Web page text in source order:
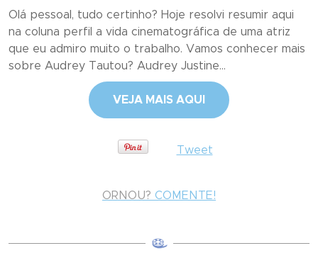
Quem Somos
Nossa História
Contato
Olá pessoal, tudo certinho? Hoje resolvi resumir aqui
na coluna perfil a vida cinematográfica de uma atriz
que eu admiro muito o trabalho. Vamos conhecer mais
sobre Audrey Tautou? Audrey Justine...
VEJA MAIS AQUI
Tweet
ORNOU? COMENTE!